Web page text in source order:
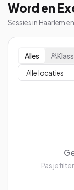
Word en
Sessies in Haarlem
Alles
Pas je